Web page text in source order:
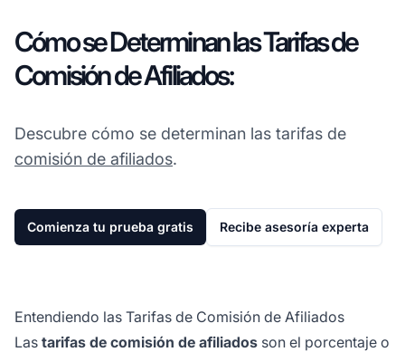
Cómo se Determinan las Tarifas de
Comisión de Afiliados:
Descubre cómo se determinan las tarifas de
comisión de afiliados.
Comienza tu prueba gratis Recibe asesoría experta
Entendiendo las Tarifas de Comisión de Afiliados
Las tarifas de comisión de afiliados son el porcentaje o